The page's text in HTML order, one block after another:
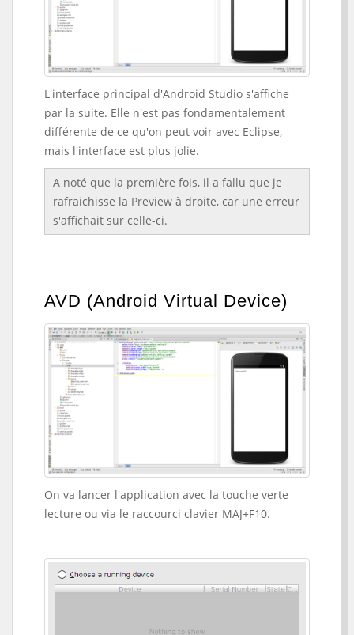
L'interface principal d'Android Studio s'affiche
par la suite. Elle n'est pas fondamentalement
différente de ce qu'on peut voir avec Eclipse,
mais l'interface est plus jolie.
A noté que la première fois, il a fallu que je
rafraichisse la Preview à droite, car une erreur
s'affichait sur celle-ci.
AVD (Android Virtual Device)
On va lancer l'application avec la touche verte
lecture ou via le raccourci clavier MAJ+F10.